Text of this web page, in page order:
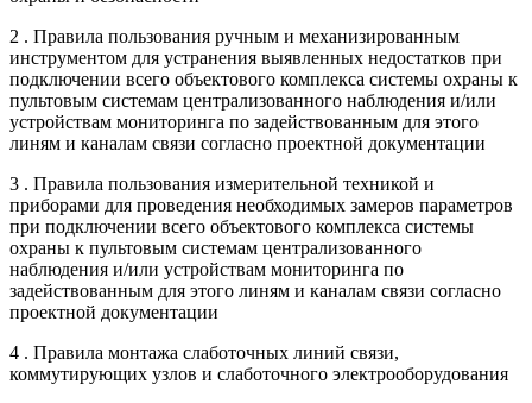
2 . Правила пользования ручным и механизированным
инструментом для устранения выявленных недостатков при
подключении всего объектового комплекса системы охраны к
пультовым системам централизованного наблюдения и/или
устройствам мониторинга по задействованным для этого
линям и каналам связи согласно проектной документации
3 . Правила пользования измерительной техникой и
приборами для проведения необходимых замеров параметров
при подключении всего объектового комплекса системы
охраны к пультовым системам централизованного
наблюдения и/или устройствам мониторинга по
задействованным для этого линям и каналам связи согласно
проектной документации
4 . Правила монтажа слаботочных линий связи,
коммутирующих узлов и слаботочного электрооборудования